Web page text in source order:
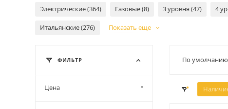
Электрические (364) Газовые (8) 3 уровня (47) 4
Итальянские (276) Показать еще
По
ФИЛЬТР
Цена